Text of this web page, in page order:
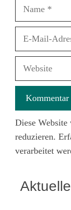
Diese
reduzieren.
verarbeitet